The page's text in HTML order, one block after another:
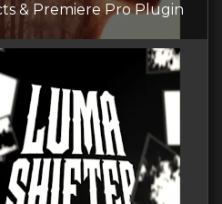
& Premiere Pro Plugin